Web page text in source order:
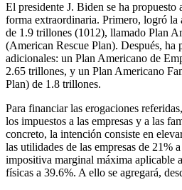
El presidente J. Biden se ha propuesto
forma extraordinaria. Primero, logró la
de 1.9 trillones (1012), llamado Plan
(American Rescue Plan). Después, ha
adicionales: un Plan Americano de
2.65 trillones, y un Plan Americano
Plan) de 1.8 trillones.
Para financiar las erogaciones
los impuestos a las empresas y a las
concreto, la intención consiste en
las utilidades de las empresas de 21%
impositiva marginal máxima aplicable
físicas a 39.6%. A ello se agregará,